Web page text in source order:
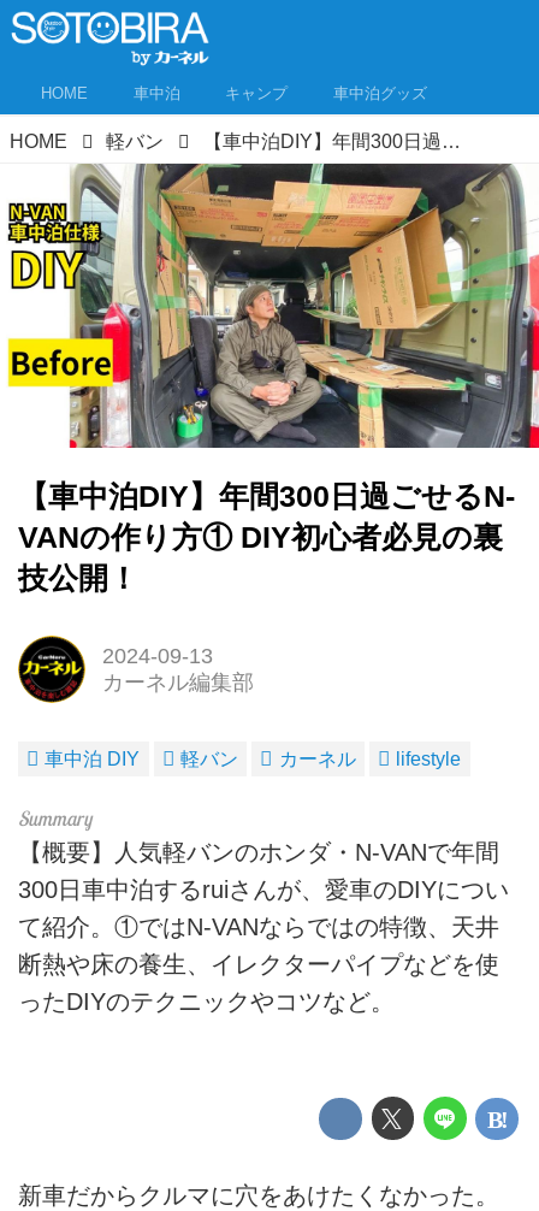
HOME 車中泊 キャンプ 車中泊グッズ
HOME 軽バン 【車中泊DIY】年間300日過ごせるN-VANの作り方① DIY初心者必見の裏技公開！
【車中泊DIY】年間300日過ごせるN-
VANの作り方① DIY初心者必見の裏
技公開！
2024-09-13
カーネル編集部
車中泊 DIY 軽バン カーネル lifestyle
【概要】人気軽バンのホンダ・N-VANで年間
300日車中泊するruiさんが、愛車のDIYについ
て紹介。①ではN-VANならではの特徴、天井
断熱や床の養生、イレクターパイプなどを使
ったDIYのテクニックやコツなど。
新車だからクルマに穴をあけたくなかった。